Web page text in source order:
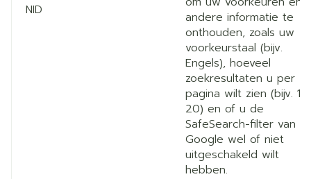
NID
andere informatie te
onthouden, zoals uw
voorkeurstaal (bijv.
Engels), hoeveel
zoekresultaten u per
pagina wilt zien (bijv.
20) en of u de
SafeSearch-filter van
Google wel of niet
uitgeschakeld wilt
hebben.